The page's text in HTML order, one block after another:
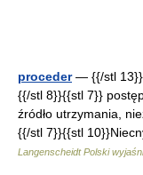
proceder— {{/stl
{{/stl 8}}{{stl 7}}
źródło utrzymania,
{{/stl 7}}{{stl
Langenscheidt Polski